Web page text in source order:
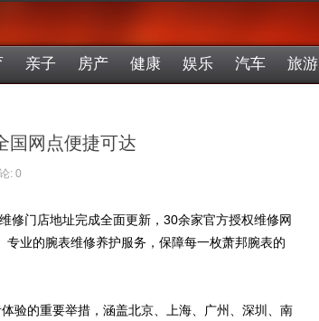
亲子 房产 健康 娱乐 汽车 旅游
国网点便捷可达
: 0
修门店地址完成全面更新，30余家官方授权维修网
业的腕表维修养护服务，保障每一枚萧邦腕表的
验的重要举措，涵盖北京、上海、广州、深圳、南